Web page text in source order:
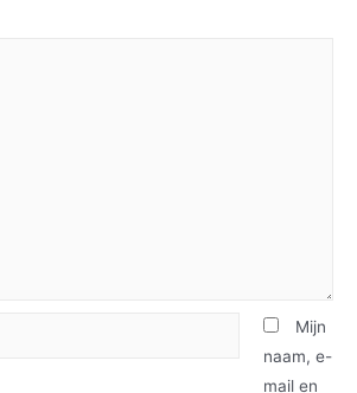
Mijn
naam, e-
mail en